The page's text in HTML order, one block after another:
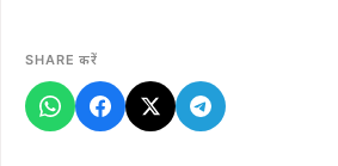
SHARE करें